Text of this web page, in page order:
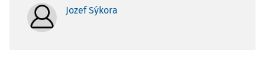
Jozef Sýkora